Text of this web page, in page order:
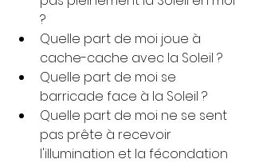
?
Quelle part de moi joue à
cache-cache avec la Soleil ?
Quelle part de moi se
barricade face à la Soleil ?
Quelle part de moi ne se sent
pas prête à recevoir
l'illumination et la fécondation